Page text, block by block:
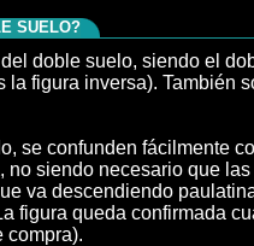
SUELO?
doble suelo, siendo el
figura inversa). También
se confunden fácilmente
no siendo necesario que
va descendiendo
figura queda confirmada
compra).